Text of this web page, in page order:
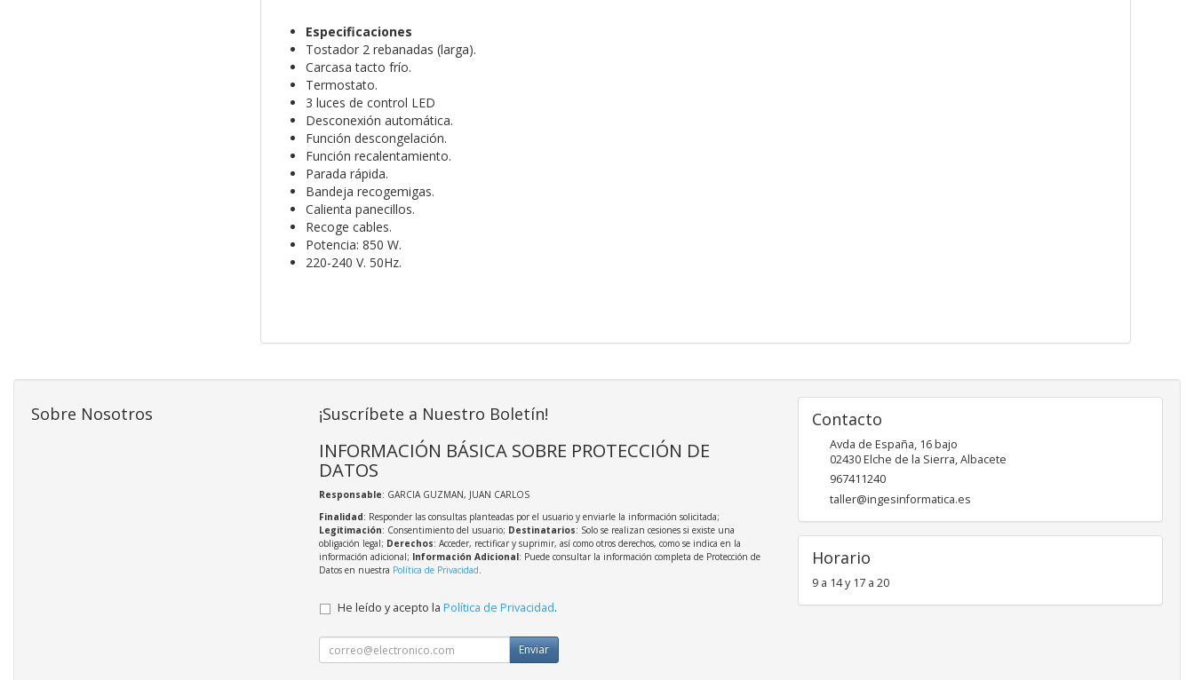
Especificaciones
Tostador 2 rebanadas (larga).
Carcasa tacto frío.
Termostato.
3 luces de control LED
Desconexión automática.
Función descongelación.
Función recalentamiento.
Parada rápida.
Bandeja recogemigas.
Calienta panecillos.
Recoge cables.
Potencia: 850 W.
220-240 V. 50Hz.
Sobre Nosotros ¡Suscríbete a Nuestro Boletín!
INFORMACIÓN BÁSICA SOBRE PROTECCIÓN DE
DATOS
Responsable: GARCIA GUZMAN, JUAN CARLOS
Finalidad: Responder las consultas planteadas por el usuario y enviarle la información solicitada;
Legitimación: Consentimiento del usuario; Destinatarios: Solo se realizan cesiones si existe una
obligación legal; Derechos: Acceder, rectificar y suprimir, así como otros derechos, como se indica en la
información adicional; Información Adicional: Puede consultar la información completa de Protección de
Datos en nuestra Política de Privacidad.
He leído y acepto la Política de Privacidad.
Enviar
Contacto
Avda de España, 16 bajo
02430Elche de la Sierra,Albacete
967411240
taller@ingesinformatica.es
Horario
9 a 14 y 17 a 20